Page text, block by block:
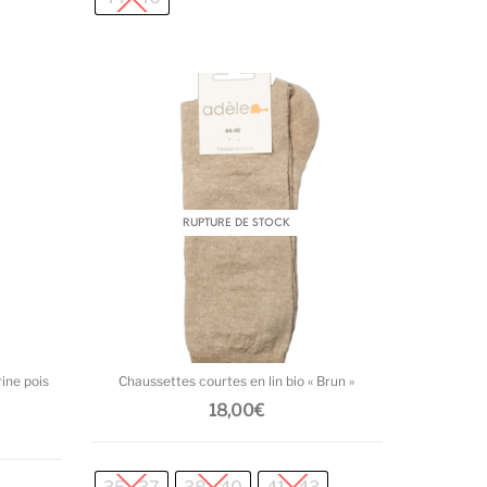
options peuvent être choisies sur la page du produit
pois
Ce produit a plusieurs variations. Les options
RUPTURE DE STOCK
Chaussettes courtes en lin bio « Brun »
18,00€